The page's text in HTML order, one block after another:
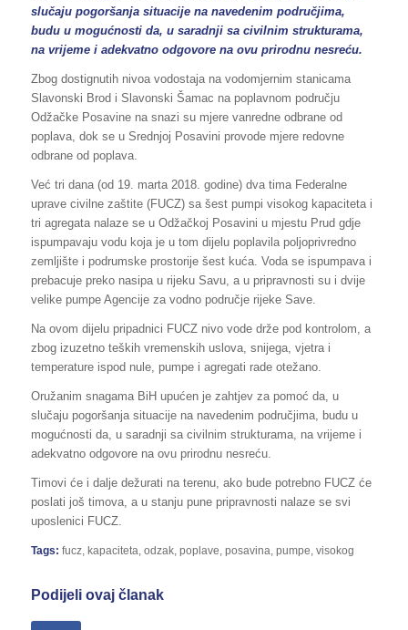
slučaju pogoršanja situacije na navedenim područjima,
budu u mogućnosti da, u saradnji sa civilnim strukturama,
na vrijeme i adekvatno odgovore na ovu prirodnu nesreću.
Zbog dostignutih nivoa vodostaja na vodomjernim stanicama
Slavonski Brod i Slavonski Šamac na poplavnom području
Odžačke Posavine na snazi su mjere vanredne odbrane od
poplava, dok se u Srednjoj Posavini provode mjere redovne
odbrane od poplava.
Već tri dana (od 19. marta 2018. godine) dva tima Federalne
uprave civilne zaštite (FUCZ) sa šest pumpi visokog kapaciteta i
tri agregata nalaze se u Odžačkoj Posavini u mjestu Prud gdje
ispumpavaju vodu koja je u tom dijelu poplavila poljoprivredno
zemljište i podrumske prostorije šest kuća. Voda se ispumpava i
prebacuje preko nasipa u rijeku Savu, a u pripravnosti su i dvije
velike pumpe Agencije za vodno područje rijeke Save.
Na ovom dijelu pripadnici FUCZ nivo vode drže pod kontrolom, a
zbog izuzetno teških vremenskih uslova, snijega, vjetra i
temperature ispod nule, pumpe i agregati rade otežano.
Oružanim snagama BiH upućen je zahtjev za pomoć da, u
slučaju pogoršanja situacije na navedenim područjima, budu u
mogućnosti da, u saradnji sa civilnim strukturama, na vrijeme i
adekvatno odgovore na ovu prirodnu nesreću.
Timovi će i dalje dežurati na terenu, ako bude potrebno FUCZ će
poslati još timova, a u stanju pune pripravnosti nalaze se svi
uposlenici FUCZ.
Tags: fucz, kapaciteta odzak, poplave posavina pumpe visokog
Podijeli ovaj članak